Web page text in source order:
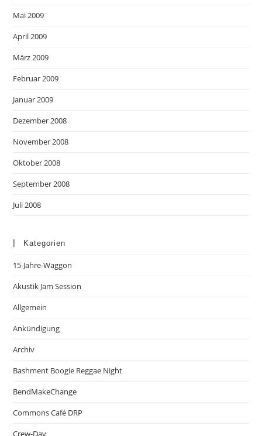
Mai 2009
April 2009
März 2009
Februar 2009
Januar 2009
Dezember 2008
November 2008
Oktober 2008
September 2008
Juli 2008
Kategorien
15-Jahre-Waggon
Akustik Jam Session
Allgemein
Ankündigung
Archiv
Bashment Boogie Reggae Night
BendMakeChange
Commons Café DRP
Crew-Day